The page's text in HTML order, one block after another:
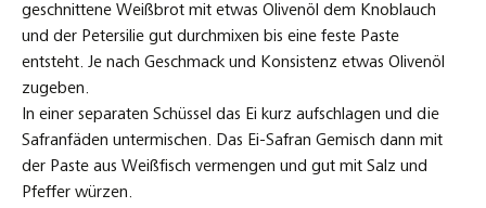
geschnittene Weißbrot mit etwas Olivenöl dem Knoblauch
und der Petersilie gut durchmixen bis eine feste Paste
entsteht. Je nach Geschmack und Konsistenz etwas Olivenöl
zugeben.
In einer separaten Schüssel das Ei kurz aufschlagen und die
Safranfäden untermischen. Das Ei-Safran Gemisch dann mit
der Paste aus Weißfisch vermengen und gut mit Salz und
Pfeffer würzen.